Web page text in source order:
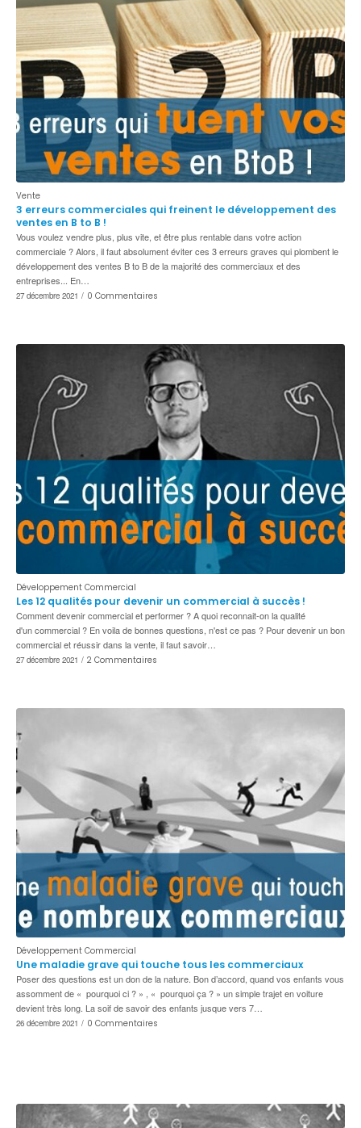
Vente
3 erreurs commerciales qui freinent le développement des
ventes en B to B !
Vous voulez vendre plus, plus vite, et être plus rentable dans votre action
commerciale ? Alors, il faut absolument éviter ces 3 erreurs graves qui plombent le
développement des ventes B to B de la majorité des commerciaux et des
entreprises... En…
27 décembre 2021 / 0 Commentaires
Développement Commercial
Les 12 qualités pour devenir un commercial à succès !
Comment devenir commercial et performer ? A quoi reconnait-on la qualité
d'un commercial ? En voila de bonnes questions, n'est ce pas ? Pour devenir un bon
commercial et réussir dans la vente, il faut savoir…
27 décembre 2021 / 2 Commentaires
Développement Commercial
Une maladie grave qui touche tous les commerciaux
Poser des questions est un don de la nature. Bon d’accord, quand vos enfants vous
assomment de « pourquoi ci ? » , « pourquoi ça ? » un simple trajet en voiture
devient très long. La soif de savoir des enfants jusque vers 7…
26 décembre 2021 / 0 Commentaires